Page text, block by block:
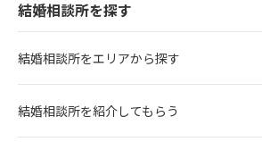
結婚相談所を探す
結婚相談所をエリアから探す
結婚相談所を紹介してもらう